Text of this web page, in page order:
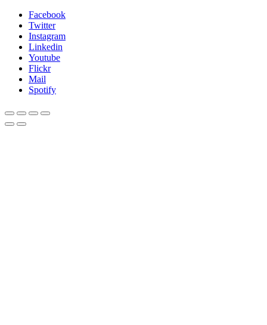
Facebook
Twitter
Instagram
Linkedin
Youtube
Flickr
Mail
Spotify